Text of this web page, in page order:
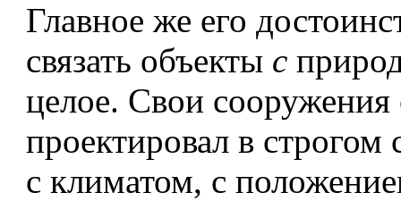
Главное же его
связать объекты с
целое. Свои сооружения
проектировал в строгом
с климатом, с